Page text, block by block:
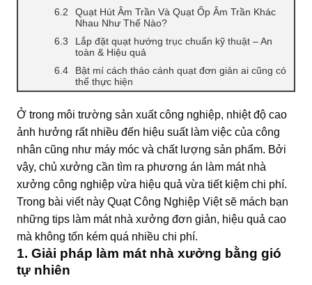
Quạt Hút Âm Trần Và Quạt Ốp Âm Trần Khác
Nhau Như Thế Nào?
Lắp đặt quạt hướng trục chuẩn kỹ thuật – An
toàn & Hiệu quả
Bật mí cách tháo cánh quạt đơn giản ai cũng có
thể thực hiện
Ở trong môi trường sản xuất công nghiệp, nhiệt độ cao
ảnh hưởng rất nhiều đến hiệu suất làm việc của công
nhân cũng như máy móc và chất lượng sản phẩm. Bởi
vậy, chủ xưởng cần tìm ra phương án làm mát nhà
xưởng công nghiệp vừa hiệu quả vừa tiết kiệm chi phí.
Trong bài viết này Quạt Công Nghiệp Việt sẽ mách bạn
những tips làm mát nhà xưởng đơn giản, hiệu quả cao
mà không tốn kém quá nhiều chi phí.
1. Giải pháp làm mát nhà xưởng bằng gió
tự nhiên